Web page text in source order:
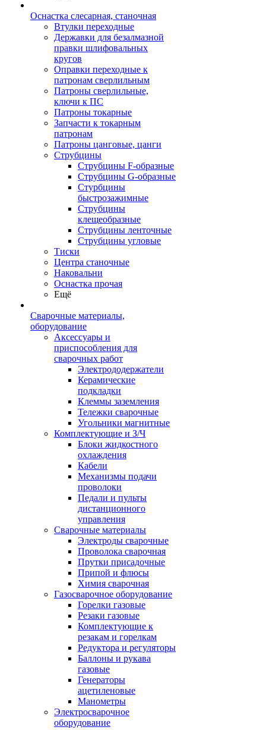
Оснастка слесарная, станочная
Втулки переходные
Державки для безалмазной
правки шлифовальных
кругов
Оправки переходные к
патронам сверлильным
Патроны сверлильные,
ключи к ПС
Патроны токарные
Запчасти к токарным
патронам
Патроны цанговые, цанги
Струбцины
Струбцины F-образные
Струбцины G-образные
Стурбцины
быстрозажимные
Струбцины
клещеобразные
Струбцины ленточные
Струбцины угловые
Тиски
Центра станочные
Наковальни
Оснастка прочая
Ещё
Сварочные материалы,
оборудование
Аксессуары и
приспособления для
сварочных работ
Электрододержатели
Керамические
подкладки
Клеммы заземления
Тележки сварочные
Угольники магнитные
Комплектующие и З/Ч
Блоки жидкостного
охлаждения
Кабели
Механизмы подачи
проволоки
Педали и пульты
дистанционного
управления
Сварочные материалы
Электроды сварочные
Проволока сварочная
Прутки присадочные
Припой и флюсы
Химия сварочная
Газосварочное оборудование
Горелки газовые
Резаки газовые
Комплектующие к
резакам и горелкам
Редуктора и регуляторы
Баллоны и рукава
газовые
Генераторы
ацетиленовые
Манометры
Электросварочное
оборудование